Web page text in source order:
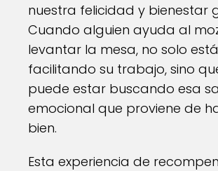
nuestra felicidad y bienestar
Cuando alguien ayuda al
levantar la mesa, no solo está
facilitando su trabajo, sino
puede estar buscando esa
emocional que proviene de
bien.
Esta experiencia de